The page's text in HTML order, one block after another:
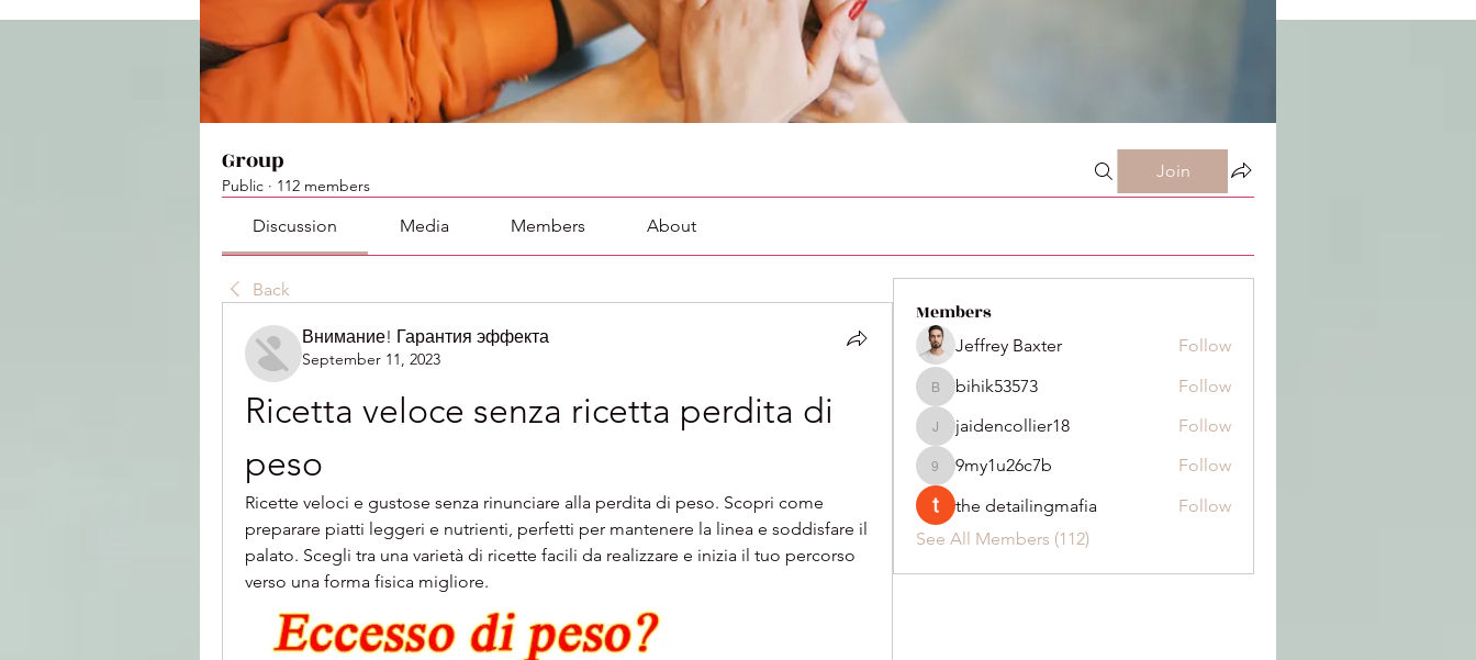
Group
Public · 112 members
Join
Discussion Media Members About
Back
Внимание! Гарантия эффекта
September 11, 2023
Ricetta veloce senza ricetta perdita di
peso
Ricette veloci e gustose senza rinunciare alla perdita di peso. Scopri come
preparare piatti leggeri e nutrienti, perfetti per mantenere la linea e soddisfare il
palato. Scegli tra una varietà di ricette facili da realizzare e inizia il tuo percorso
verso una forma fisica migliore.
Members
Jeffrey Baxter Follow
bihik53573
bihik53573 Follow
jaidencollier18
jaidencollier18 Follow
9my1u26c7b
9my1u26c7b
Follow
the detailingmafia
Follow
See All Members (112)